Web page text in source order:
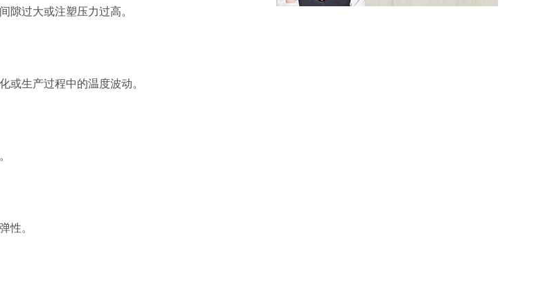
过大或注塑压力过高。
生产过程中的温度波动。
性。